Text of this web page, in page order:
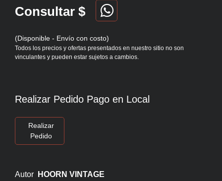
Consultar $
(Disponible - Envío con costo)
Todos los precios y ofertas presentados en nuestro sitio no son
vinculantes y pueden estar sujetos a cambios.
Realizar Pedido Pago en Local
Realizar
Pedido
Autor
HOORN VINTAGE